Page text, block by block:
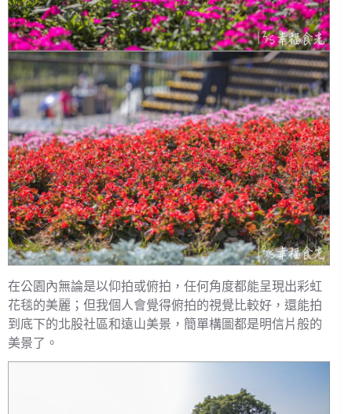
在公園內無論是以仰拍或俯拍，任何角度都能呈現出彩虹
花毯的美麗；但我個人會覺得俯拍的視覺比較好，還能拍
到底下的北股社區和遠山美景，簡單構圖都是明信片般的
美景了。